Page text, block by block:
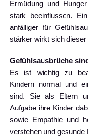
Ermüdung und
stark beeinflussen.
anfälliger für
stärker wirkt sich
Gefühlsausbrüche
Es ist wichtig zu
Kindern normal und
sind. Sie als Eltern
Aufgabe ihre Kinder
sowie Empathie und
verstehen und gesunde